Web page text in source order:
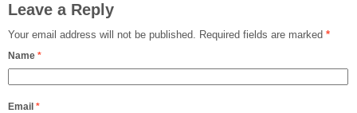
Leave a Reply
Your email address will not be published. Required fields are marked *
Name *
Email *